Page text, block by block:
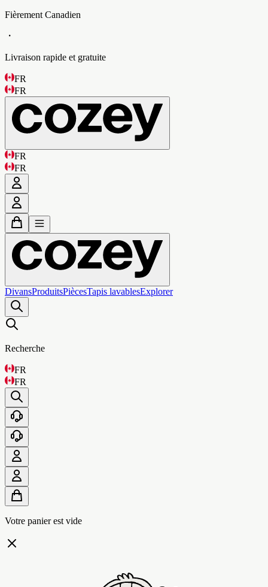
Fièrement Canadien
・
Livraison rapide et gratuite
FR
FR
FR
FR
DivansProduitsPiècesTapis lavablesExplorer
Recherche
FR
FR
Votre panier est vide